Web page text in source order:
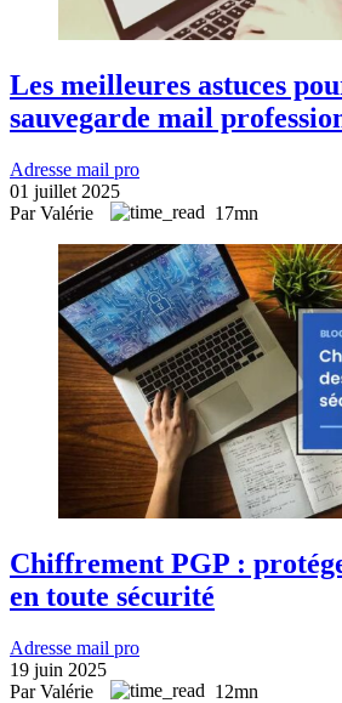
Les meilleures astuces
sauvegarde mail
Adresse mail pro
01 juillet 2025
Par Valérie
17mn
Chiffrement PGP :
en toute sécurité
Adresse mail pro
19 juin 2025
Par Valérie
12mn